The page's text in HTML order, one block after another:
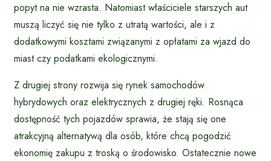
popyt na nie wzrasta. Natomiast właściciele starszych aut
muszą liczyć się nie tylko z utratą wartości, ale i z
dodatkowymi kosztami związanymi z opłatami za wjazd do
miast czy podatkami ekologicznymi.
Z drugiej strony rozwija się rynek samochodów
hybrydowych oraz elektrycznych z drugiej ręki. Rosnąca
dostępność tych pojazdów sprawia, że stają się one
atrakcyjną alternatywą dla osób, które chcą pogodzić
ekonomię zakupu z troską o środowisko. Ostatecznie nowe